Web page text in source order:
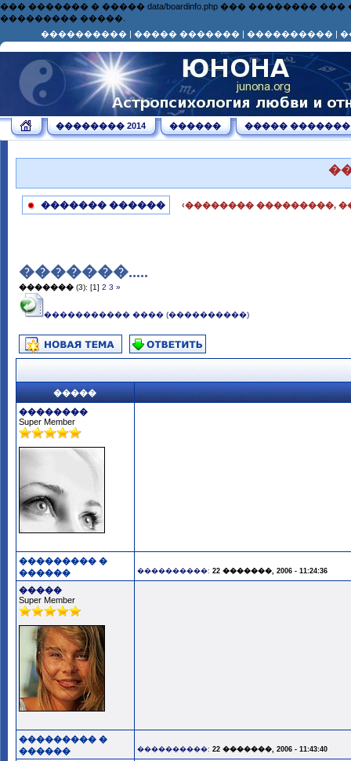
��� ������� � ����� data/boardinfo.php ���
��������� �����.
���������� | ����� ������� | ���������� |
�������� 2014 ������ ����� �������
������� ������ ‹�������� ���������,
�������.....
������� (3): [1] 2 3 »
����������� ���� (����������)
�����
��������
Super Member
��������� �
������
����������: 22 �������, 2006 - 11:24:36
�����
Super Member
��������� �
������
����������: 22 �������, 2006 - 11:43:40